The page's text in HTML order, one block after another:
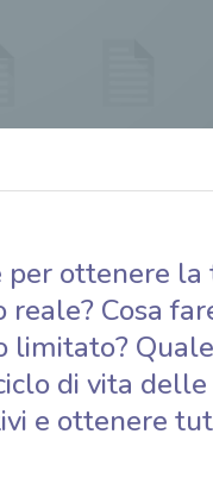
ottenere
Cosa
limitato?
di vita
e ottenere